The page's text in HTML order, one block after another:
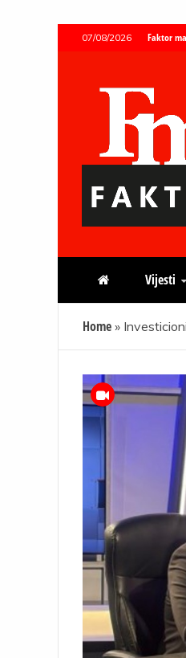
07/08/2026 Faktor
Faktor
Vijesti
Home »